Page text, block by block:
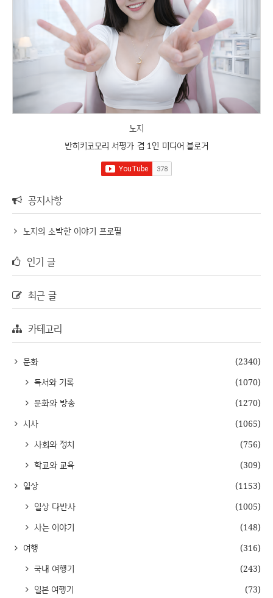
노지
반히키코모리 서평가 겸 1인 미디어 블로거
공지사항
노지의 소박한 이야기 프로필
인기 글
최근 글
카테고리
문화
(2340)
독서와 기록
(1070)
문화와 방송
(1270)
시사
(1065)
사회와 정치
(756)
학교와 교육
(309)
일상
(1153)
일상 다반사
(1005)
사는 이야기
(148)
여행
(316)
국내 여행기
(243)
일본 여행기
(73)